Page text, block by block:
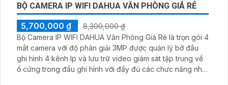
BỘ CAMERA IP WIFI DAHUA VĂN PHÒNG GIÁ RẺ
5,700,000 ₫
8,300,000 ₫
Bộ Camera IP WIFI DAHUA Văn Phòng Giá Rẻ là trọn gói 4
mắt camera với độ phân giải 3MP được quản lý bở đầu
ghi hình 4 kênh Ip và lưu trữ video giám sát tập trung về
ổ cứng trong đầu ghi hình với đầy đủ các chưc năng như